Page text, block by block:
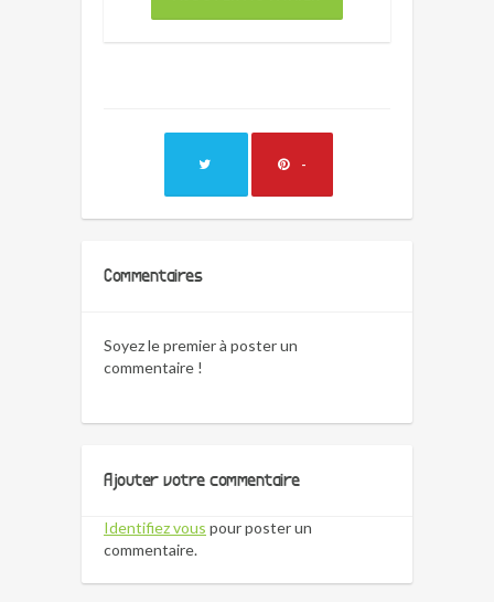
-
Commentaires
Soyez le premier à poster un
commentaire !
Ajouter votre commentaire
Identifiez vous pour poster un
commentaire.